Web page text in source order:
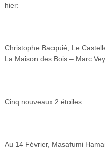
hier:
Christophe Bacquié, Le
La Maison des Bois – Marc
Cinq nouveaux 2 étoiles:
Au 14 Février, Masafumi